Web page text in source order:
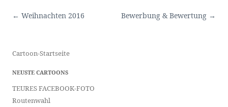
Post navigation
← Weihnachten 2016 Bewerbung & Bewertung →
Cartoon-Startseite
NEUSTE CARTOONS
TEURES FACEBOOK-FOTO
Routenwahl